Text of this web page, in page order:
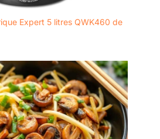
Expert 5 litres QWK460 de